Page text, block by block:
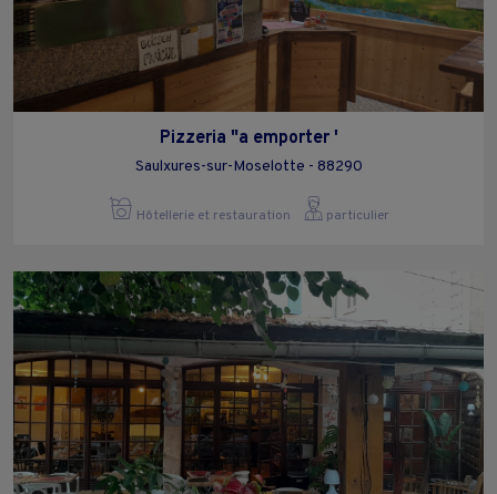
Pizzeria "a emporter '
Saulxures-sur-Moselotte - 88290
Hôtellerie et restauration particulier